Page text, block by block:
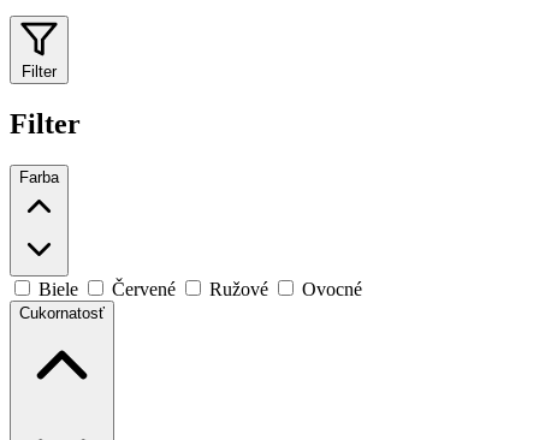
Filter
Filter
Farba
Biele Červené Ružové Ovocné
Cukornatosť